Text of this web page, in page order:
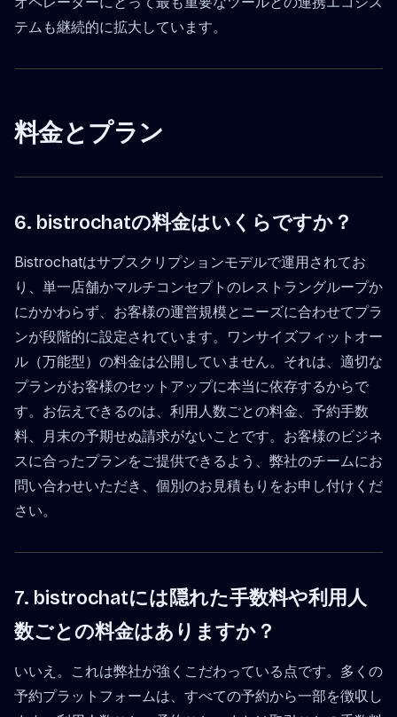
テムも継続的に拡大しています。
料金とプラン
6. bistrochatの料金はいくらですか？
Bistrochatはサブスクリプションモデルで運用されてお
り、単一店舗かマルチコンセプトのレストラングループか
にかかわらず、お客様の運営規模とニーズに合わせてプラ
ンが段階的に設定されています。ワンサイズフィットオー
ル（万能型）の料金は公開していません。それは、適切な
プランがお客様のセットアップに本当に依存するからで
す。お伝えできるのは、利用人数ごとの料金、予約手数
料、月末の予期せぬ請求がないことです。お客様のビジネ
スに合ったプランをご提供できるよう、弊社のチームにお
問い合わせいただき、個別のお見積もりをお申し付けくだ
さい。
7. bistrochatには隠れた手数料や利用人
数ごとの料金はありますか？
いいえ。これは弊社が強くこだわっている点です。多くの
予約プラットフォームは、すべての予約から一部を徴収し